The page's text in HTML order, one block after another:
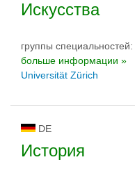
Искусства
группы специальностей:
больше информации »
Universität Zürich
DE
История